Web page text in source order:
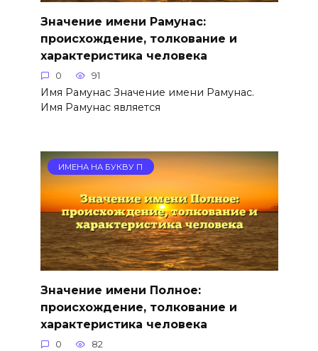
Значение имени Рамунас:
происхождение, толкование и
характеристика человека
0 91
Имя Рамунас Значение имени Рамунас.
Имя Рамунас является
ИМЕНА НА БУКВУ П
Значение имени Полное:
происхождение, толкование и
характеристика человека
0 82